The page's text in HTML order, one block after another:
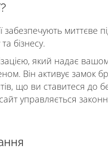
забезпечують миттєве
бізнесу.
який надає
Він активує замок
що ви ставитеся до
управляється